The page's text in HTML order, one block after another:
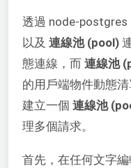
透過 node-postgres
以及 連線池 (pool)
態連線，而 連線池
的用戶端物件動態
建立一個 連線池
理多個請求。
首先，在任何文字